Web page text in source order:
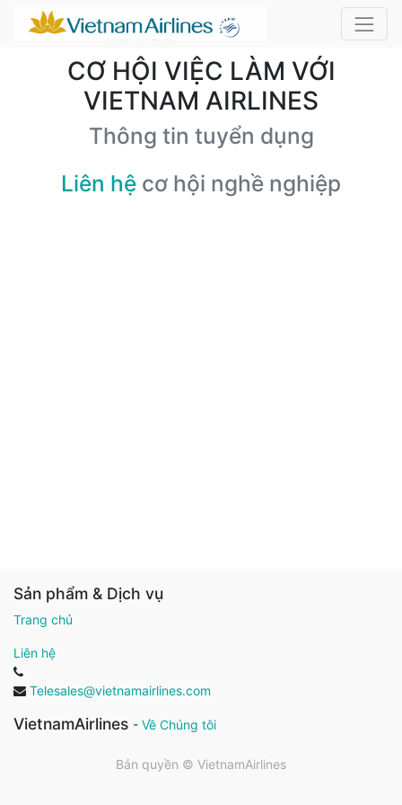
CƠ HỘI VIỆC LÀM VỚI
VIETNAM AIRLINES
Thông tin tuyển dụng
Liên hệ cơ hội nghề nghiệp
Sản phẩm & Dịch vụ
Trang chủ
Liên hệ
Telesales@vietnamairlines.com
VietnamAirlines - Về Chúng tôi
Bản quyền © VietnamAirlines